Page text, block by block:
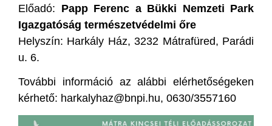
Előadó: Papp Ferenc a Bükki Nemzeti Park
Igazgatóság természetvédelmi őre
Helyszín: Harkály Ház, 3232 Mátrafüred, Parádi
u. 6.
További információ az alábbi elérhetőségeken
kérhető: harkalyhaz@bnpi.hu, 0630/3557160